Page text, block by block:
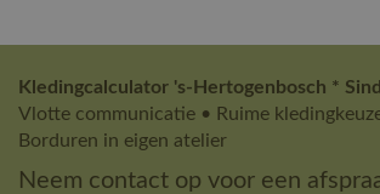
Kledingcalculator 's-Hertogenbosch *
Vlotte communicatie • Ruime
Borduren in eigen atelier
Neem contact op voor een